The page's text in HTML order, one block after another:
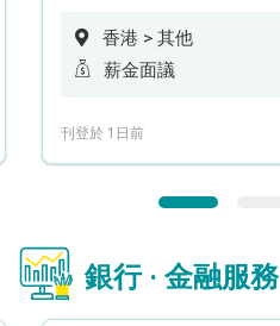
香港 > 其他
薪金面議
刊登於 1日前
銀行 · 金融服務